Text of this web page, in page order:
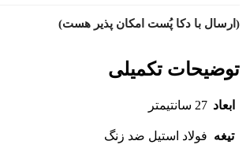
(ارسال با دکا پُست امکان پذیر هست)
توضیحات تکمیلی
ابعاد 27 سانتیمتر
تیغه فولاد استیل ضد زنگ